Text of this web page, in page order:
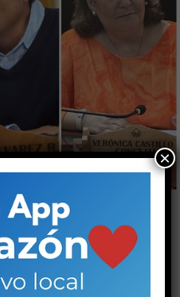
jefe comunal
×